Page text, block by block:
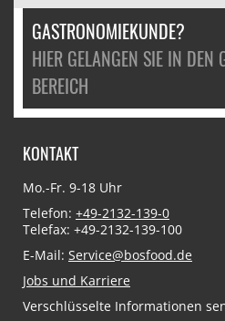
GASTRONOMIEKUNDE?
HIER GELANGEN SIE IN DEN
BEREICH
KONTAKT
Mo.-Fr. 9-18 Uhr
Telefon: +49-2132-139-0
Telefax: +49-2132-139-100
E-Mail: Service@bosfood.de
Jobs und Karriere
Verschlüsselte Informationen